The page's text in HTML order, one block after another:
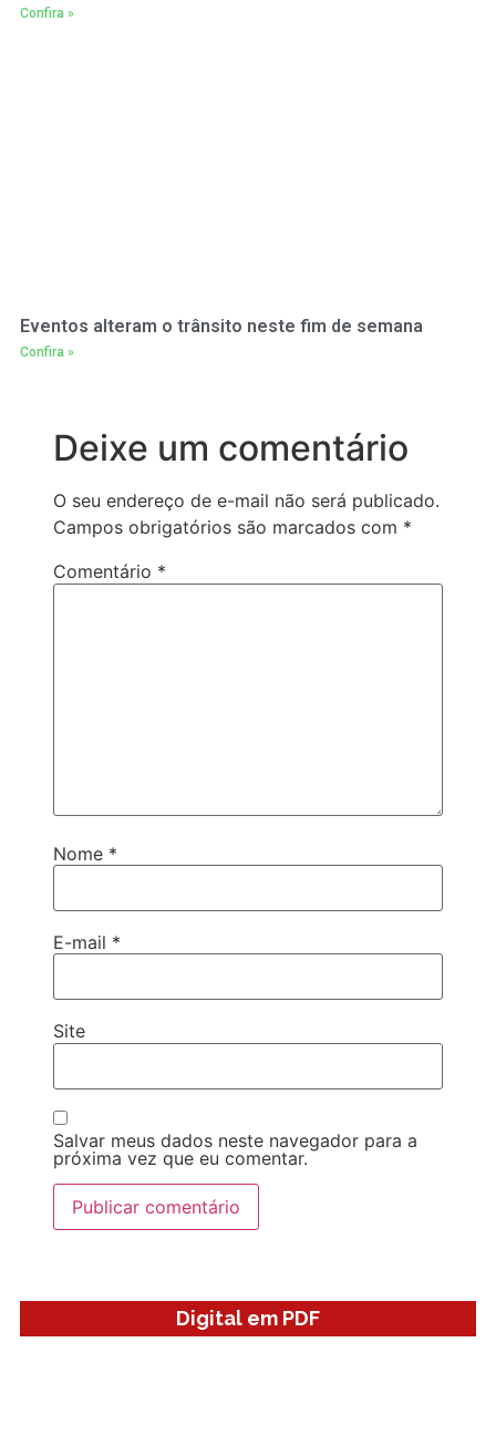
Confira »
Eventos alteram o trânsito neste fim de semana
Confira »
Deixe um comentário
O seu endereço de e-mail não será publicado.
Campos obrigatórios são marcados com *
Comentário *
Nome *
E-mail *
Site
Salvar meus dados neste navegador para a
próxima vez que eu comentar.
Digital em PDF